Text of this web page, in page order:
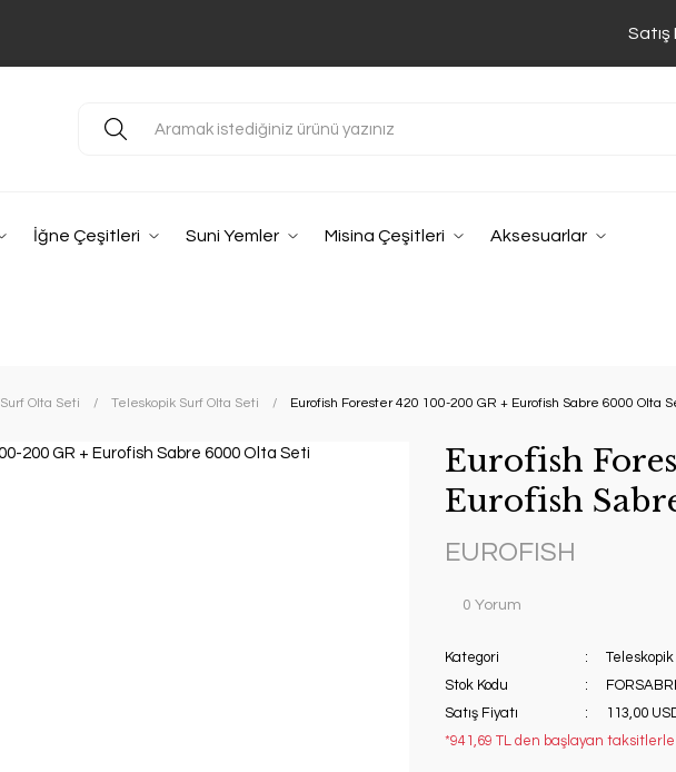
Satış
İğne Çeşitleri Suni Yemler Misina Çeşitleri Aksesuarlar
Surf Olta Seti Teleskopik Surf Olta Seti Eurofish Forester 420 100-200 GR + Eurofish Sabre 6000 Olta
Eurofish
Eurofish
EUROFISH
0 Yorum
Kategori
Stok Kodu
Satış Fiyatı
113,00
*941,69 TL den başlayan